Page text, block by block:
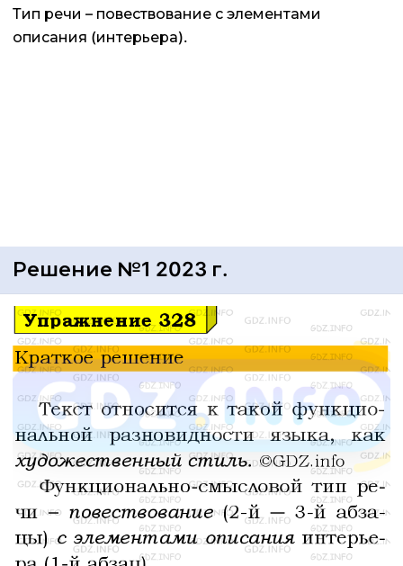
Тип речи – повествование с элементами
описания (интерьера).
Решение №1 2023 г.